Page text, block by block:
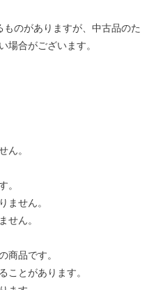
のがありますが、中古品のた
場合がございます。
。
。
せん。
ん。
品です。
とがあります。